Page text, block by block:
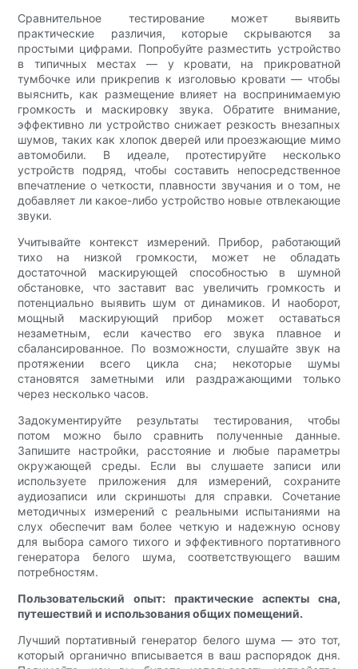
Сравнительное тестирование может выявить
практические различия, которые скрываются за
простыми цифрами. Попробуйте разместить устройство
в типичных местах — у кровати, на прикроватной
тумбочке или прикрепив к изголовью кровати — чтобы
выяснить, как размещение влияет на воспринимаемую
громкость и маскировку звука. Обратите внимание,
эффективно ли устройство снижает резкость внезапных
шумов, таких как хлопок дверей или проезжающие мимо
автомобили. В идеале, протестируйте несколько
устройств подряд, чтобы составить непосредственное
впечатление о четкости, плавности звучания и о том, не
добавляет ли какое-либо устройство новые отвлекающие
звуки.
Учитывайте контекст измерений. Прибор, работающий
тихо на низкой громкости, может не обладать
достаточной маскирующей способностью в шумной
обстановке, что заставит вас увеличить громкость и
потенциально выявить шум от динамиков. И наоборот,
мощный маскирующий прибор может оставаться
незаметным, если качество его звука плавное и
сбалансированное. По возможности, слушайте звук на
протяжении всего цикла сна; некоторые шумы
становятся заметными или раздражающими только
через несколько часов.
Задокументируйте результаты тестирования, чтобы
потом можно было сравнить полученные данные.
Запишите настройки, расстояние и любые параметры
окружающей среды. Если вы слушаете записи или
используете приложения для измерений, сохраните
аудиозаписи или скриншоты для справки. Сочетание
методичных измерений с реальными испытаниями на
слух обеспечит вам более четкую и надежную основу
для выбора самого тихого и эффективного портативного
генератора белого шума, соответствующего вашим
потребностям.
Пользовательский опыт: практические аспекты сна,
путешествий и использования общих помещений.
Лучший портативный генератор белого шума — это тот,
который органично вписывается в ваш распорядок дня.